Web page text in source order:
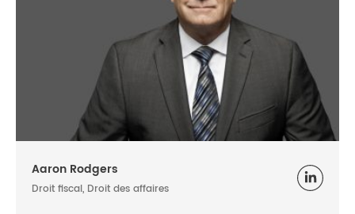
Aaron Rodgers
Droit fiscal, Droit des affaires